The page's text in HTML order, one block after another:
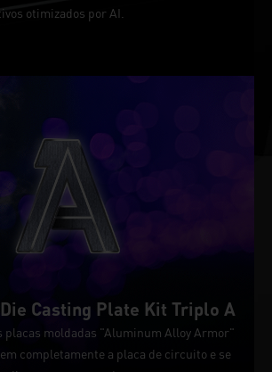
otimizados por AI.
Casting Plate Kit Triplo A
placas moldadas "Aluminum Alloy Armor"
completamente a placa de circuito e se